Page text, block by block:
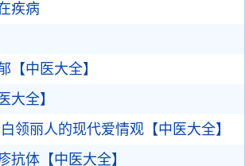
疾病
【中医大全】
大全】
领丽人的现代爱情观【中医大全】
抗体【中医大全】